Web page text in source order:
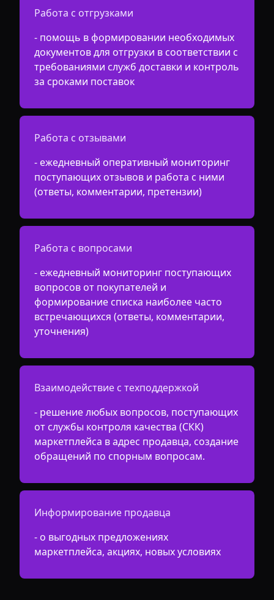
Работа с отгрузками
- помощь в формировании необходимых
документов для отгрузки в соответствии с
требованиями служб доставки и контроль
за сроками поставок
Работа с отзывами
- ежедневный оперативный мониторинг
поступающих отзывов и работа с ними
(ответы, комментарии, претензии)
Работа с вопросами
- ежедневный мониторинг поступающих
вопросов от покупателей и
формирование списка наиболее часто
встречающихся (ответы, комментарии,
уточнения)
Взаимодействие с техподдержкой
- решение любых вопросов, поступающих
от службы контроля качества (СКК)
маркетплейса в адрес продавца, создание
обращений по спорным вопросам.
Информирование продавца
- о выгодных предложениях
маркетплейса, акциях, новых условиях